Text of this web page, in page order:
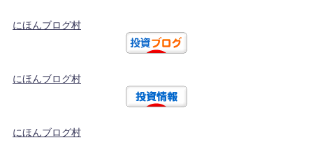
にほんブログ村
にほんブログ村
にほんブログ村